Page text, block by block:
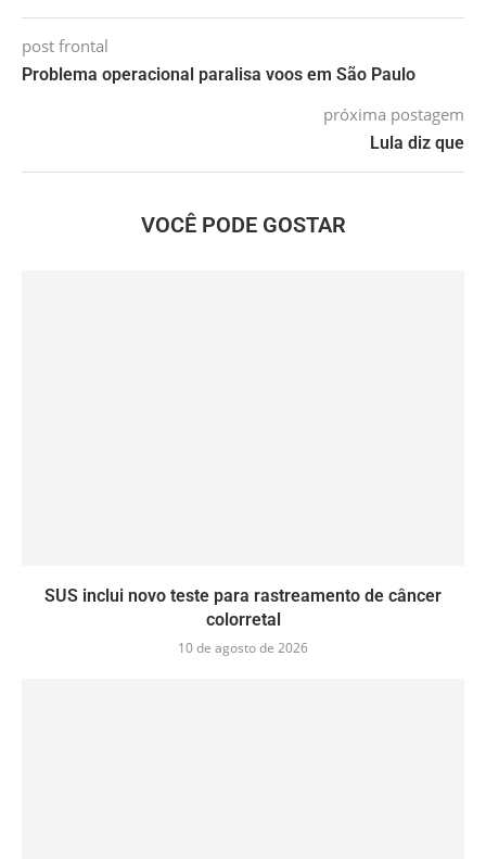
post frontal
Problema operacional paralisa voos em São Paulo
próxima postagem
Lula diz que
VOCÊ PODE GOSTAR
SUS inclui novo teste para rastreamento de câncer
colorretal
10 de agosto de 2026